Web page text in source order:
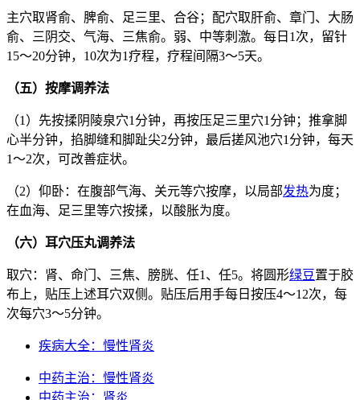
主穴取肾俞、脾俞、足三里、合谷；配穴取肝俞、章门、大肠
俞、三阴交、气海、三焦俞。弱、中等刺激。每日1次，留针
15～20分钟，10次为1疗程，疗程间隔3～5天。
（五）按摩调养法
（1）先按揉阴陵泉穴1分钟，再按压足三里穴1分钟；推拿脚
心半分钟，掐脚缝和脚趾尖2分钟，最后搓风池穴1分钟，每天
1～2次，可改善症状。
（2）仰卧：在腹部气海、关元等穴按摩，以局部发热为度；
在血海、足三里等穴按揉，以酸胀为度。
（六）耳穴压丸调养法
取穴：肾、命门、三焦、膀胱、任1、任5。将圆形绿豆置于胶
布上，贴压上述耳穴双侧。贴压后用手每日按压4～12次，每
次每穴3～5分钟。
疾病大全：慢性肾炎
中药主治：慢性肾炎
中药主治：肾炎